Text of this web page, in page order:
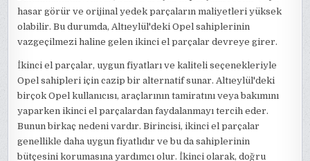
hasar görür ve orijinal yedek parçaların maliyetleri yüksek
olabilir. Bu durumda, Altıeylül'deki Opel sahiplerinin
vazgeçilmezi haline gelen ikinci el parçalar devreye girer.
İkinci el parçalar, uygun fiyatları ve kaliteli seçenekleriyle
Opel sahipleri için cazip bir alternatif sunar. Altıeylül'deki
birçok Opel kullanıcısı, araçlarının tamiratını veya bakımını
yaparken ikinci el parçalardan faydalanmayı tercih eder.
Bunun birkaç nedeni vardır. Birincisi, ikinci el parçalar
genellikle daha uygun fiyatlıdır ve bu da sahiplerinin
bütçesini korumasına yardımcı olur. İkinci olarak, doğru